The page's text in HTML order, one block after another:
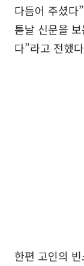
다듬어 주셨다
튿날 신문을
다”라고 전했
한편 고인의